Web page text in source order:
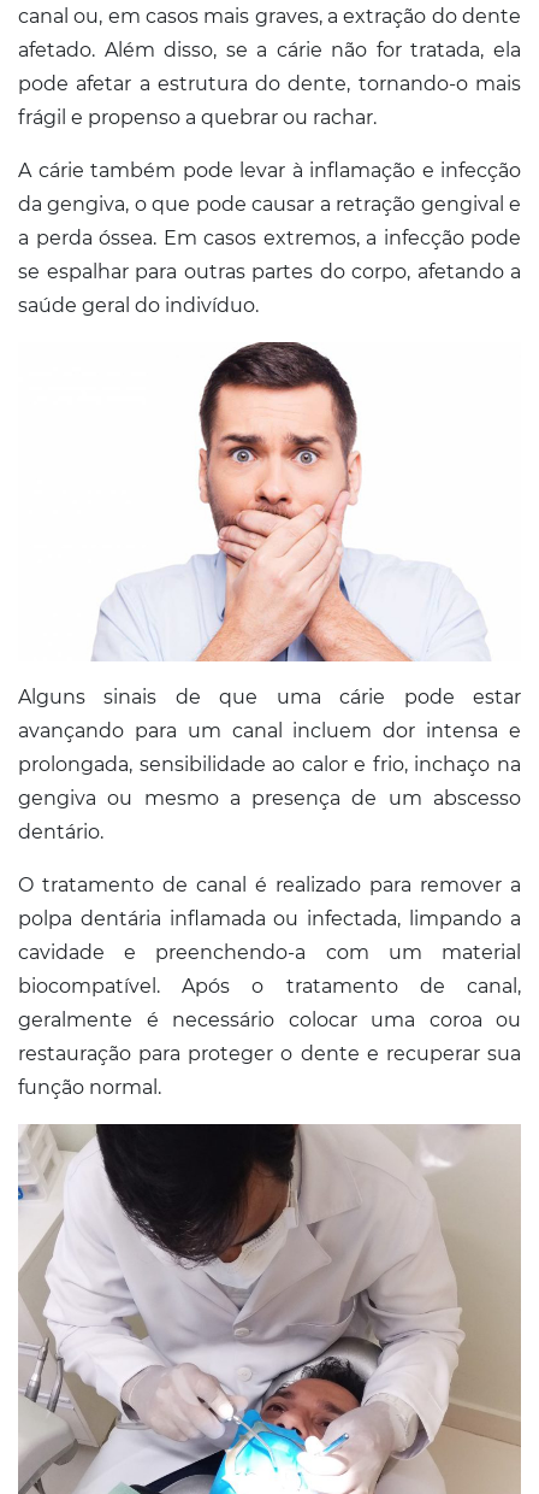
canal ou, em casos mais graves, a extração do dente
afetado. Além disso, se a cárie não for tratada, ela
pode afetar a estrutura do dente, tornando-o mais
frágil e propenso a quebrar ou rachar.
A cárie também pode levar à inflamação e infecção
da gengiva, o que pode causar a retração gengival e
a perda óssea. Em casos extremos, a infecção pode
se espalhar para outras partes do corpo, afetando a
saúde geral do indivíduo.
Alguns sinais de que uma cárie pode estar
avançando para um canal incluem dor intensa e
prolongada, sensibilidade ao calor e frio, inchaço na
gengiva ou mesmo a presença de um abscesso
dentário.
O tratamento de canal é realizado para remover a
polpa dentária inflamada ou infectada, limpando a
cavidade e preenchendo-a com um material
biocompatível. Após o tratamento de canal,
geralmente é necessário colocar uma coroa ou
restauração para proteger o dente e recuperar sua
função normal.